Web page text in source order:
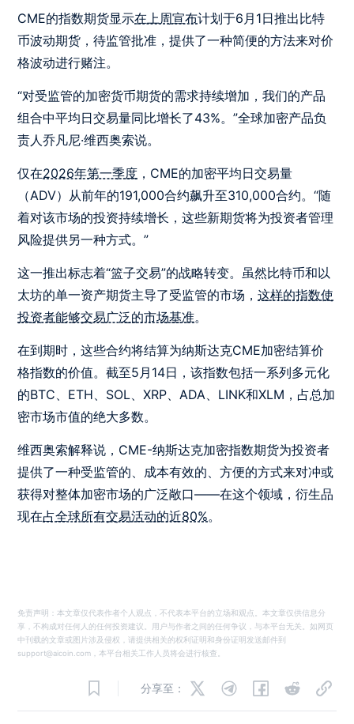
CME的指数期货显示在上周宣布计划于6月1日推出比特
币波动期货，待监管批准，提供了一种简便的方法来对价
格波动进行赌注。
“对受监管的加密货币期货的需求持续增加，我们的产品
组合中平均日交易量同比增长了43%。”全球加密产品负
责人乔凡尼·维西奥索说。
仅在2026年第一季度 ，CME的加密平均日交易量
（ADV）从前年的191,000合约飙升至310,000合约。“随
着对该市场的投资持续增长，这些新期货将为投资者管理
风险提供另一种方式。”
这一推出标志着“篮子交易”的战略转变。虽然比特币和以
太坊的单一资产期货主导了受监管的市场，这样的指数使
投资者能够交易广泛的市场基准。
在到期时，这些合约将结算为纳斯达克CME加密结算价
格指数的价值。截至5月14日，该指数包括一系列多元化
的BTC、ETH、SOL、XRP、ADA、LINK和XLM，占总加
密市场市值的绝大多数。
维西奥索解释说，CME-纳斯达克加密指数期货为投资者
提供了一种受监管的、成本有效的、方便的方式来对冲或
获得对整体加密市场的广泛敞口——在这个领域，衍生品
现在占全球所有交易活动的近80%。
免责声明：本文章仅代表作者个人观点，不代表本平台的立场和观点。本文章仅供信息分
享，不构成对任何人的任何投资建议。用户与作者之间的任何争议，与本平台无关。如网页
中刊载的文章或图片涉及侵权，请提供相关的权利证明和身份证明发送邮件到
support@aicoin.com，本平台相关工作人员将会进行核查。
分享至：